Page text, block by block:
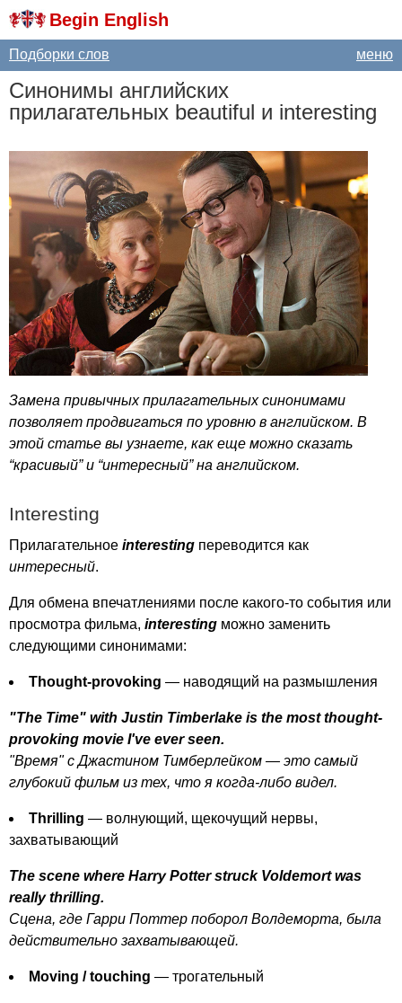
Begin English
меню
Подборки слов
Синонимы английских
прилагательных beautiful и interesting
Замена привычных прилагательных синонимами
позволяет продвигаться по уровню в английском. В
этой статье вы узнаете, как еще можно сказать
“красивый” и “интересный” на английском.
Interesting
Прилагательное interesting переводится как
интересный.
Для обмена впечатлениями после какого-то события или
просмотра фильма, interesting можно заменить
следующими синонимами:
Thought-provoking — наводящий на размышления
"The Time" with Justin Timberlake is the most thought-
provoking movie I've ever seen.
"Время" с Джастином Тимберлейком — это самый
глубокий фильм из тех, что я когда-либо видел.
Thrilling — волнующий, щекочущий нервы,
захватывающий
The scene where Harry Potter struck Voldemort was
really thrilling.
Сцена, где Гарри Поттер поборол Волдеморта, была
действительно захватывающей.
Moving /touching — трогательный